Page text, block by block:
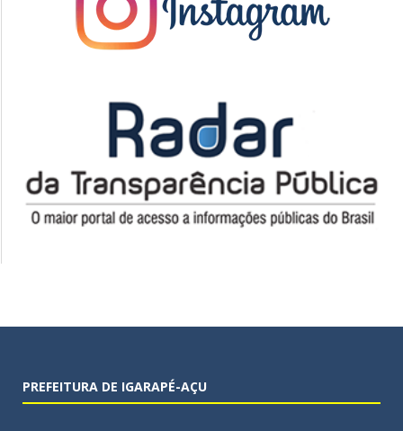
PREFEITURA DE IGARAPÉ-AÇU